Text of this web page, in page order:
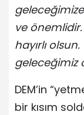
ve
hayırlı
geleceğimiz
DEM’in
bir kısım